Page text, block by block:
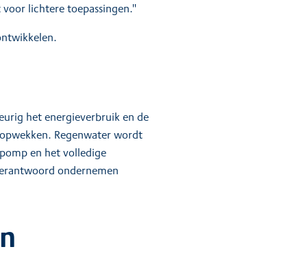
lichtere toepassingen."
het energieverbruik en de
Regenwater wordt
en het volledige
ondernemen